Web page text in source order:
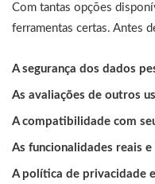
Com tantas opções
ferramentas certas. Antes
A segurança dos dados
As avaliações de outros
A compatibilidade com
As funcionalidades reais e
A política de privacidade